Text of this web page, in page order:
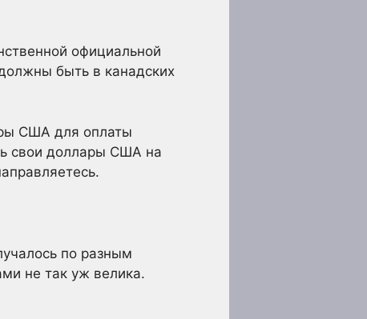
официальной
быть в канадских
США для оплаты
свои доллары США на
по разным
не так уж велика.